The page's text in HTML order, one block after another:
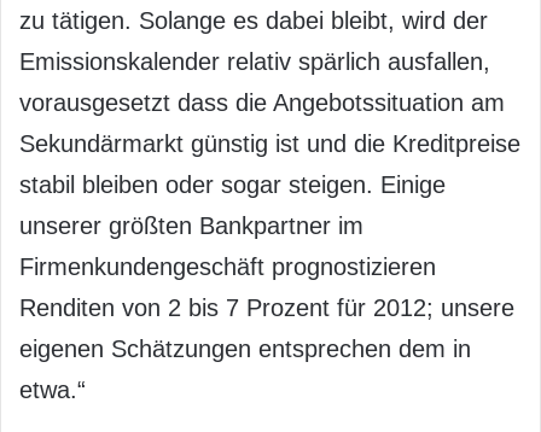
zu tätigen. Solange es dabei bleibt, wird der
Emissionskalender relativ spärlich ausfallen,
vorausgesetzt dass die Angebotssituation am
Sekundärmarkt günstig ist und die Kreditpreise
stabil bleiben oder sogar steigen. Einige
unserer größten Bankpartner im
Firmenkundengeschäft prognostizieren
Renditen von 2 bis 7 Prozent für 2012; unsere
eigenen Schätzungen entsprechen dem in
etwa.“